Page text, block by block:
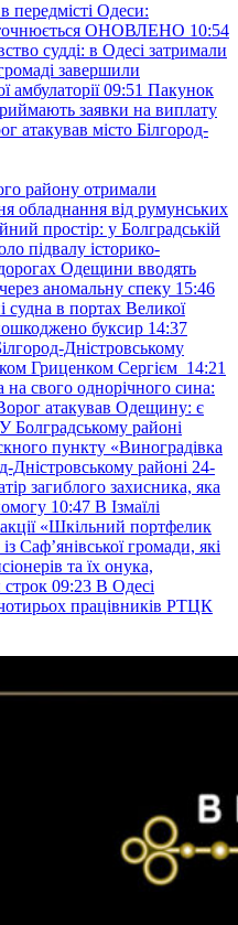
передмісті Одеси:
ОНОВЛЕНО 10:54
судді: в Одесі затримали
завершили
амбулаторії 09:51 Пакунок
заявки на виплату
атакував місто Білгород-
району отримали
обладнання від румунських
простір: у Болградській
підвалу історико-
Одещини вводять
аномальну спеку 15:46
судна в портах Великої
буксир 14:37
Дністровському
Гриценком Сергієм 14:21
свого однорічного сина:
атакував Одещину: є
У Болградському районі
пункту «Виноградівка
Дністровському районі 24-
загиблого захисника, яка
10:47 В Ізмаїлі
«Шкільний портфелик
Саф’янівської громади, які
та їх онука,
строк 09:23 В Одесі
працівників РТЦК